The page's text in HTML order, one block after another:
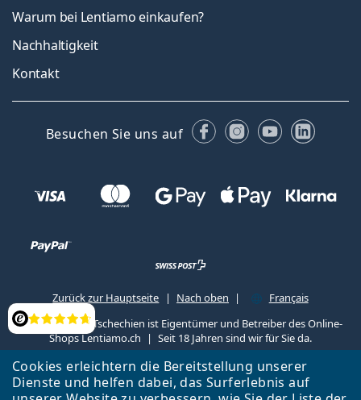
Cookies erleichtern die Bereitstellung unserer
Dienste und helfen dabei, das Surferlebnis auf
Bewertung
Warum bei Lentiamo einkaufen?
Nachhaltigkeit
Kontakt
Besuchen Sie uns auf FacebookInstagram
YouTube
Zurück zur Hauptseite Nach oben
Français
Lentiamo s.r.o., Tschechien ist Eigentümer und Betreiber des Online-
Shops Lentiamo.ch
Seit 18 Jahren sind wir für Sie da.